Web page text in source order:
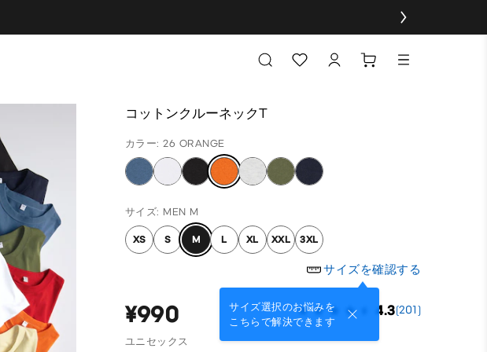
コットンクルーネックT
カラー: 26 ORANGE
サイズ: MEN M
XS S M L XL XXL 3XL
サイズを確認する
サイズ選択のお悩みを
こちらで解決できます
¥990 4.3(201)
ユニセックス